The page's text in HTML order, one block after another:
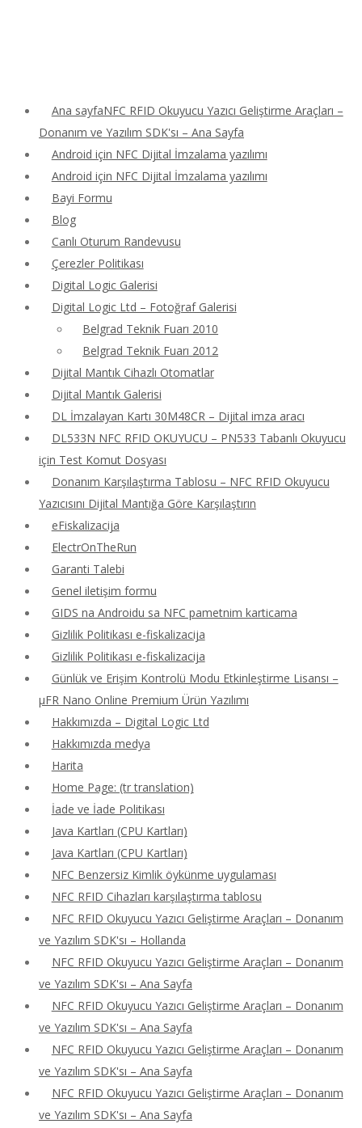
Ana sayfaNFC RFID Okuyucu Yazıcı Geliştirme Araçları –
Donanım ve Yazılım SDK'sı – Ana Sayfa
Android için NFC Dijital İmzalama yazılımı
Android için NFC Dijital İmzalama yazılımı
Bayi Formu
Blog
Canlı Oturum Randevusu
Çerezler Politikası
Digital Logic Galerisi
Digital Logic Ltd – Fotoğraf Galerisi
Belgrad Teknik Fuarı 2010
Belgrad Teknik Fuarı 2012
Dijital Mantık Cihazlı Otomatlar
Dijital Mantık Galerisi
DL İmzalayan Kartı 30M48CR – Dijital imza aracı
DL533N NFC RFID OKUYUCU – PN533 Tabanlı Okuyucu
için Test Komut Dosyası
Donanım Karşılaştırma Tablosu – NFC RFID Okuyucu
Yazıcısını Dijital Mantığa Göre Karşılaştırın
eFiskalizacija
ElectrOnTheRun
Garanti Talebi
Genel iletişim formu
GIDS na Androidu sa NFC pametnim karticama
Gizlilik Politikası e-fiskalizacija
Gizlilik Politikası e-fiskalizacija
Günlük ve Erişim Kontrolü Modu Etkinleştirme Lisansı –
μFR Nano Online Premium Ürün Yazılımı
Hakkımızda – Digital Logic Ltd
Hakkımızda medya
Harita
Home Page: (tr translation)
İade ve İade Politikası
Java Kartları (CPU Kartları)
Java Kartları (CPU Kartları)
NFC Benzersiz Kimlik öykünme uygulaması
NFC RFID Cihazları karşılaştırma tablosu
NFC RFID Okuyucu Yazıcı Geliştirme Araçları – Donanım
ve Yazılım SDK'sı – Hollanda
NFC RFID Okuyucu Yazıcı Geliştirme Araçları – Donanım
ve Yazılım SDK'sı – Ana Sayfa
NFC RFID Okuyucu Yazıcı Geliştirme Araçları – Donanım
ve Yazılım SDK'sı – Ana Sayfa
NFC RFID Okuyucu Yazıcı Geliştirme Araçları – Donanım
ve Yazılım SDK'sı – Ana Sayfa
NFC RFID Okuyucu Yazıcı Geliştirme Araçları – Donanım
ve Yazılım SDK'sı – Ana Sayfa